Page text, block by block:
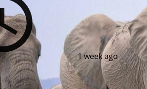
1 week ago